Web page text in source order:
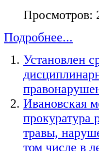
Просмотров:
Подробнее...
Установлен
Ивановская
прокуратура
травы,
том числе в